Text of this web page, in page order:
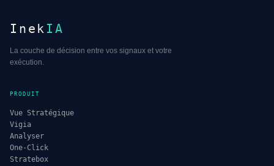
Inek IA
La couche de décision entre vos signaux et votre
exécution.
PRODUIT
Vue Stratégique
Vigia
Analyser
One-Click
Stratebox